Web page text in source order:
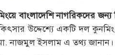
বাংলাদেশি নাগরিকদের জন্য
উদ্দেশ্যে একটি দল
মো. নাজমুল ইসলাম এ তথ্য জানান।